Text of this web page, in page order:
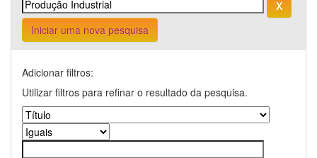
Iniciar uma nova pesquisa
Adicionar filtros:
Utilizar filtros para refinar o resultado da pesquisa.